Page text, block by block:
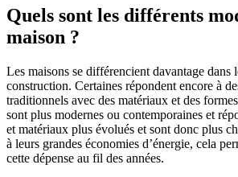
Quels sont les différents
maison ?
Les maisons se différencient davantage dans
construction. Certaines répondent encore à
traditionnels avec des matériaux et des
sont plus modernes ou contemporaines et
et matériaux plus évolués et sont donc plus
à leurs grandes économies d’énergie, cela
cette dépense au fil des années.